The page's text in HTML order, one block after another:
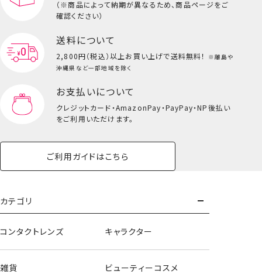
（※商品によって納期が異なるため、商品ページをご
確認ください）
送料について
2,800円（税込）以上お買い上げで送料無料！
※離島や
沖縄県など一部地域を除く
お支払いについて
クレジットカード・AmazonPay・PayPay・NP後払い
をご利用いただけます。
ご利用ガイドはこちら
カテゴリ
コンタクトレンズ キャラクター
雑貨 ビューティーコスメ